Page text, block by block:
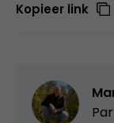
Kopieer link